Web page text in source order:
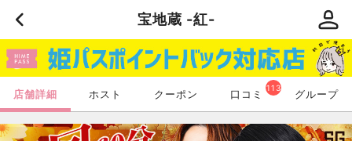
宝地蔵 -紅-
店舗詳細 ホスト クーポン 口コミ 113 グループ